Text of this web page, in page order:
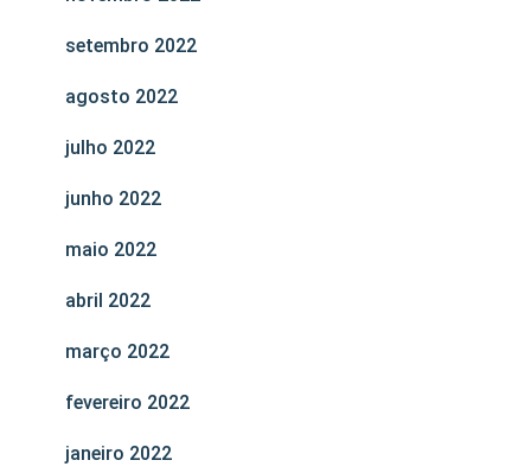
setembro 2022
agosto 2022
julho 2022
junho 2022
maio 2022
abril 2022
março 2022
fevereiro 2022
janeiro 2022